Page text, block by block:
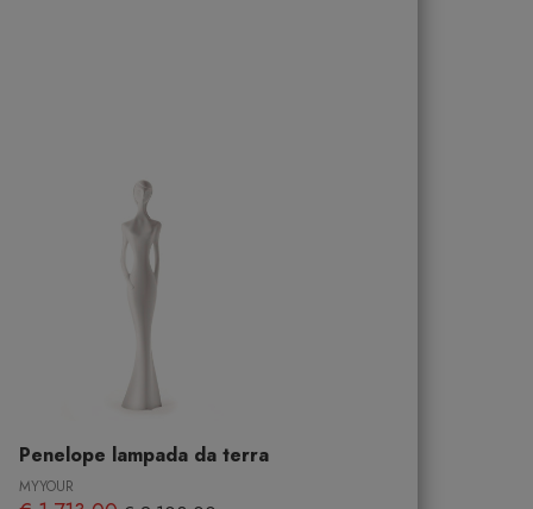
Penelope lampada da terra
MYYOUR